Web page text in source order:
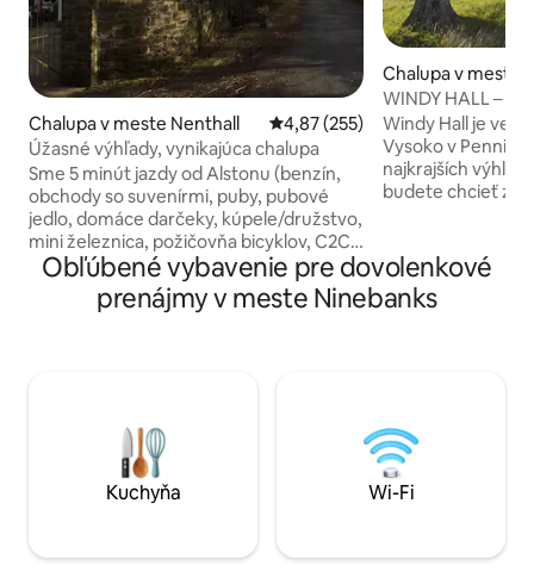
Chalupa v meste Nenthall Priemerné ohodnotenie 4,87 z
4,87 (255)
Úžasné výhľady, vynikajúca chalupa
Sme 5 minút jazdy od Alstonu (benzín,
obchody so suvenírmi, puby, pubové
jedlo, domáce darčeky, kúpele/družstvo,
mini železnica, požičovňa bicyklov, C2C,
rybolov, cyklistika). Lake District, Hranice
a severovýchod sú vzdialené len pár
minút jazdy autom. Novovybudovaný
každého okna vrátane sprchy je
nádherný výhľad. Nie je tu kúpeľňa. Sme
veľmi vidiecke, Wi-Fi môže byť trochu
nespoľahlivé.
Chalupa v meste
WINDY HALL –
nádherným
Windy Hall je
Vysoko v
najkrajších výhľadov
budete chcieť
do Lake Districtu,
nádherného
Durham a na
naše hodnotenia!
Obľúbené vybavenie pre dovolenkové
prenájmy v meste Ninebanks
Kuchyňa Wi-Fi